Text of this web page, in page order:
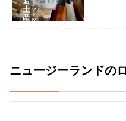
ニュージーランドの